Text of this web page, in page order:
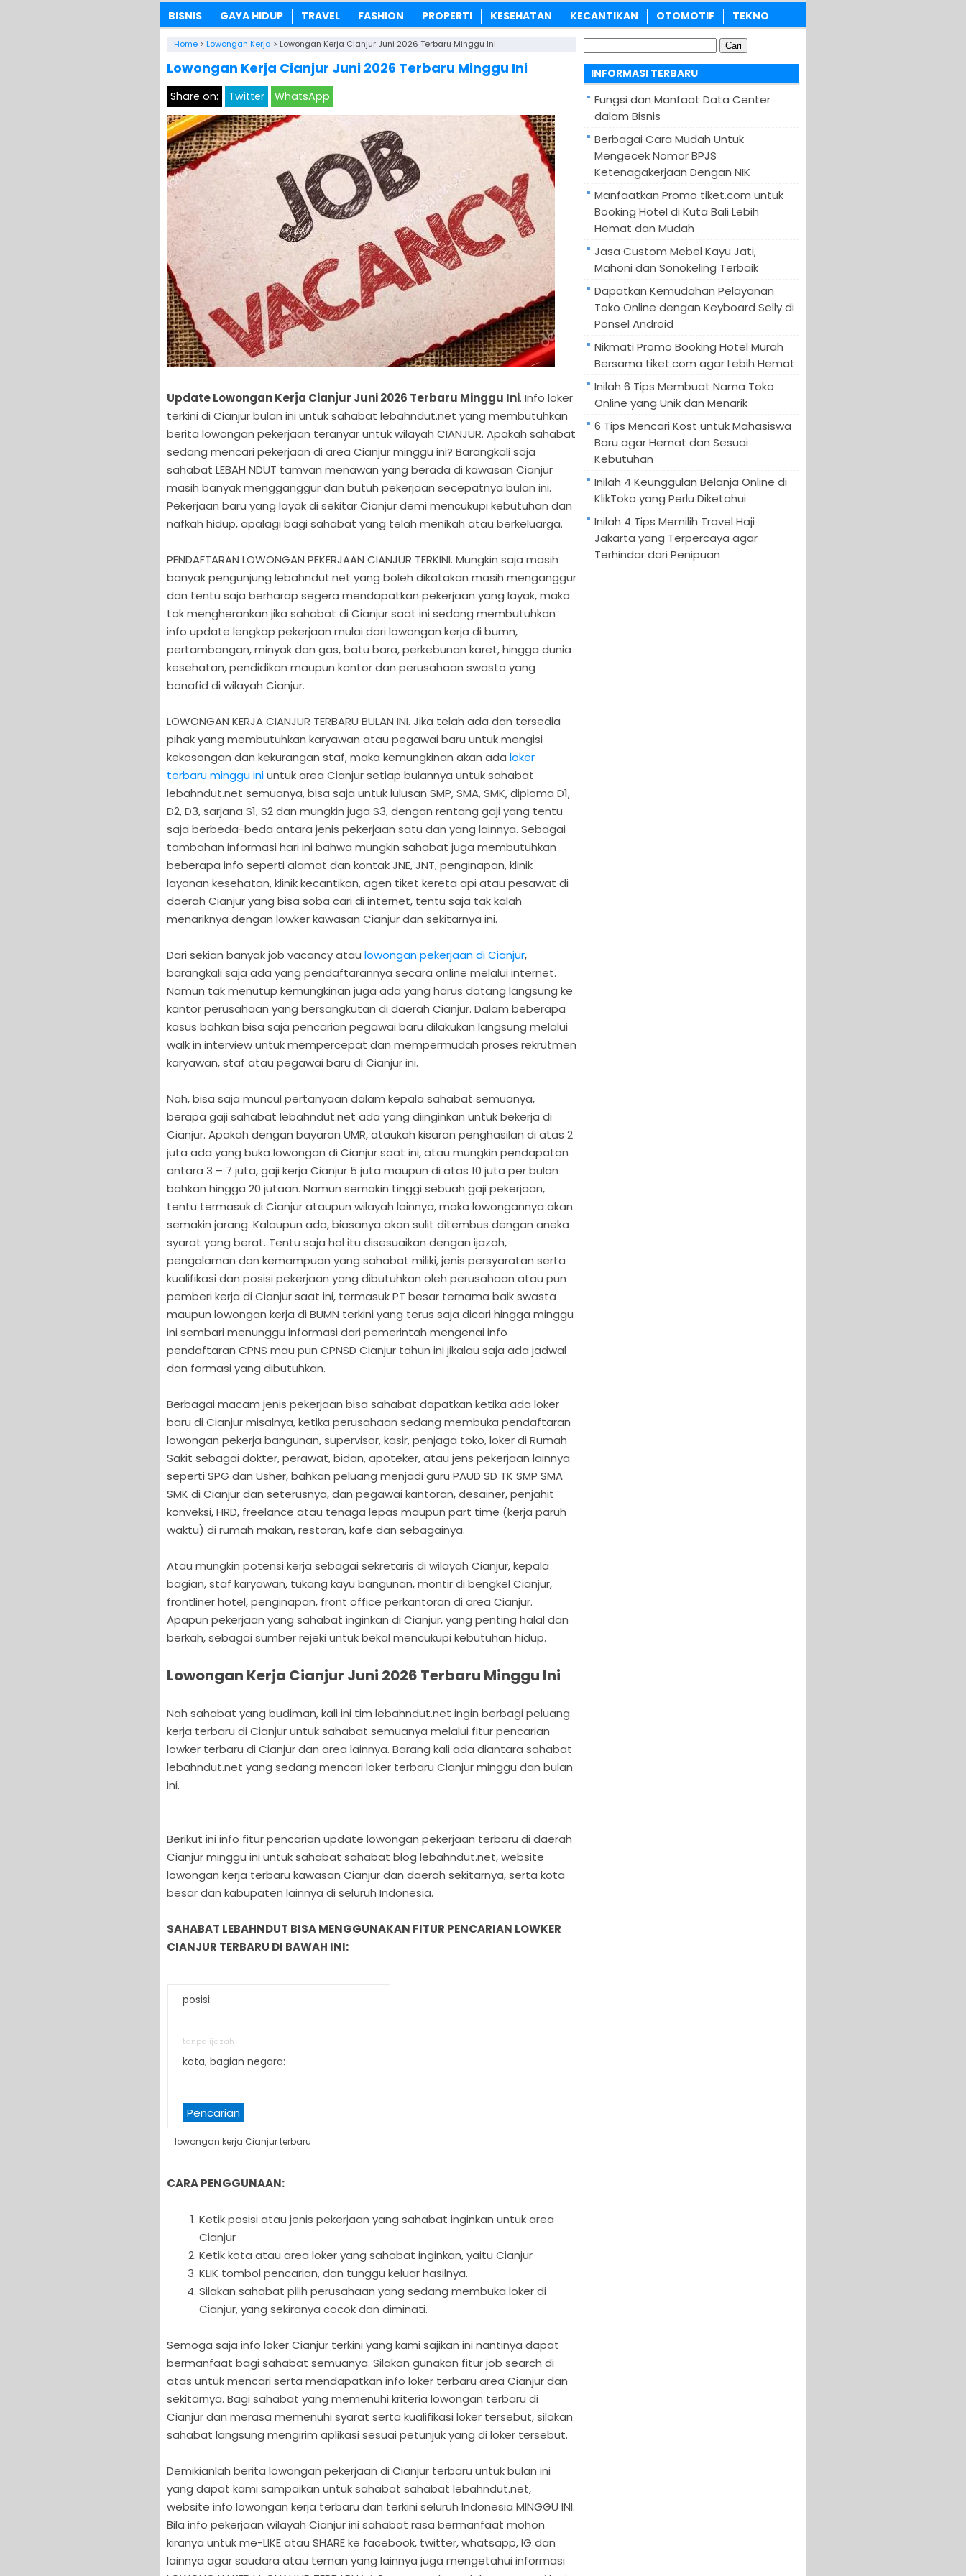
BISNIS GAYA HIDUP TRAVEL FASHION PROPERTI KESEHATAN KECANTIKAN OTOMOTIF TEKNO
Home > Lowongan Kerja > Lowongan Kerja Cianjur Juni 2026 Terbaru Minggu Ini
Lowongan Kerja Cianjur Juni 2026 Terbaru Minggu Ini
Share on: Twitter WhatsApp
Update Lowongan Kerja Cianjur Juni 2026 Terbaru Minggu Ini. Info loker
terkini di Cianjur bulan ini untuk sahabat lebahndut.net yang membutuhkan
berita lowongan pekerjaan teranyar untuk wilayah CIANJUR. Apakah sahabat
sedang mencari pekerjaan di area Cianjur minggu ini? Barangkali saja
sahabat LEBAH NDUT tamvan menawan yang berada di kawasan Cianjur
masih banyak mengganggur dan butuh pekerjaan secepatnya bulan ini.
Pekerjaan baru yang layak di sekitar Cianjur demi mencukupi kebutuhan dan
nafkah hidup, apalagi bagi sahabat yang telah menikah atau berkeluarga.
PENDAFTARAN LOWONGAN PEKERJAAN CIANJUR TERKINI. Mungkin saja masih
banyak pengunjung lebahndut.net yang boleh dikatakan masih menganggur
dan tentu saja berharap segera mendapatkan pekerjaan yang layak, maka
tak mengherankan jika sahabat di Cianjur saat ini sedang membutuhkan
info update lengkap pekerjaan mulai dari lowongan kerja di bumn,
pertambangan, minyak dan gas, batu bara, perkebunan karet, hingga dunia
kesehatan, pendidikan maupun kantor dan perusahaan swasta yang
bonafid di wilayah Cianjur.
LOWONGAN KERJA CIANJUR TERBARU BULAN INI. Jika telah ada dan tersedia
pihak yang membutuhkan karyawan atau pegawai baru untuk mengisi
kekosongan dan kekurangan staf, maka kemungkinan akan ada loker
terbaru minggu iniuntuk area Cianjur setiap bulannya untuk sahabat
lebahndut.net semuanya, bisa saja untuk lulusan SMP, SMA, SMK, diploma D1,
D2, D3, sarjana S1, S2 dan mungkin juga S3, dengan rentang gaji yang tentu
saja berbeda-beda antara jenis pekerjaan satu dan yang lainnya. Sebagai
tambahan informasi hari ini bahwa mungkin sahabat juga membutuhkan
beberapa info seperti alamat dan kontak JNE, JNT, penginapan, klinik
layanan kesehatan, klinik kecantikan, agen tiket kereta api atau pesawat di
daerah Cianjur yang bisa soba cari di internet, tentu saja tak kalah
menariknya dengan lowker kawasan Cianjur dan sekitarnya ini.
Dari sekian banyak job vacancy atau lowongan pekerjaan di Cianjur,
barangkali saja ada yang pendaftarannya secara online melalui internet.
Namun tak menutup kemungkinan juga ada yang harus datang langsung ke
kantor perusahaan yang bersangkutan di daerah Cianjur. Dalam beberapa
kasus bahkan bisa saja pencarian pegawai baru dilakukan langsung melalui
walk in interview untuk mempercepat dan mempermudah proses rekrutmen
karyawan, staf atau pegawai baru di Cianjur ini.
Nah, bisa saja muncul pertanyaan dalam kepala sahabat semuanya,
berapa gaji sahabat lebahndut.net ada yang diinginkan untuk bekerja di
Cianjur. Apakah dengan bayaran UMR, ataukah kisaran penghasilan di atas 2
juta ada yang buka lowongan di Cianjur saat ini, atau mungkin pendapatan
antara 3 – 7 juta, gaji kerja Cianjur 5 juta maupun di atas 10 juta per bulan
bahkan hingga 20 jutaan. Namun semakin tinggi sebuah gaji pekerjaan,
tentu termasuk di Cianjur ataupun wilayah lainnya, maka lowongannya akan
semakin jarang. Kalaupun ada, biasanya akan sulit ditembus dengan aneka
syarat yang berat. Tentu saja hal itu disesuaikan dengan ijazah,
pengalaman dan kemampuan yang sahabat miliki, jenis persyaratan serta
kualifikasi dan posisi pekerjaan yang dibutuhkan oleh perusahaan atau pun
pemberi kerja di Cianjur saat ini, termasuk PT besar ternama baik swasta
maupun lowongan kerja di BUMN terkini yang terus saja dicari hingga minggu
ini sembari menunggu informasi dari pemerintah mengenai info
pendaftaran CPNS mau pun CPNSD Cianjur tahun ini jikalau saja ada jadwal
dan formasi yang dibutuhkan.
Berbagai macam jenis pekerjaan bisa sahabat dapatkan ketika ada loker
baru di Cianjur misalnya, ketika perusahaan sedang membuka pendaftaran
lowongan pekerja bangunan, supervisor, kasir, penjaga toko, loker di Rumah
Sakit sebagai dokter, perawat, bidan, apoteker, atau jens pekerjaan lainnya
seperti SPG dan Usher, bahkan peluang menjadi guru PAUD SD TK SMP SMA
SMK di Cianjur dan seterusnya, dan pegawai kantoran, desainer, penjahit
konveksi, HRD, freelance atau tenaga lepas maupun part time (kerja paruh
waktu) di rumah makan, restoran, kafe dan sebagainya.
Atau mungkin potensi kerja sebagai sekretaris di wilayah Cianjur, kepala
bagian, staf karyawan, tukang kayu bangunan, montir di bengkel Cianjur,
frontliner hotel, penginapan, front office perkantoran di area Cianjur.
Apapun pekerjaan yang sahabat inginkan di Cianjur, yang penting halal dan
berkah, sebagai sumber rejeki untuk bekal mencukupi kebutuhan hidup.
Lowongan Kerja Cianjur Juni 2026 Terbaru Minggu Ini
Nah sahabat yang budiman, kali ini tim lebahndut.net ingin berbagi peluang
kerja terbaru di Cianjur untuk sahabat semuanya melalui fitur pencarian
lowker terbaru di Cianjur dan area lainnya. Barang kali ada diantara sahabat
lebahndut.net yang sedang mencari loker terbaru Cianjur minggu dan bulan
ini.
Berikut ini info fitur pencarian update lowongan pekerjaan terbaru di daerah
Cianjur minggu ini untuk sahabat sahabat blog lebahndut.net, website
lowongan kerja terbaru kawasan Cianjur dan daerah sekitarnya, serta kota
besar dan kabupaten lainnya di seluruh Indonesia.
SAHABAT LEBAHNDUT BISA MENGGUNAKAN FITUR PENCARIAN LOWKER
CIANJUR TERBARU DI BAWAH INI:
posisi:
tanpa ijazah
kota, bagian negara:
Pencarian
lowongan kerja Cianjur terbaru
CARA PENGGUNAAN:
Ketik posisi atau jenis pekerjaan yang sahabat inginkan untuk area
Cianjur
Ketik kota atau area loker yang sahabat inginkan, yaitu Cianjur
KLIK tombol pencarian, dan tunggu keluar hasilnya.
Silakan sahabat pilih perusahaan yang sedang membuka loker di
Cianjur, yang sekiranya cocok dan diminati.
Semoga saja info loker Cianjur terkini yang kami sajikan ini nantinya dapat
bermanfaat bagi sahabat semuanya. Silakan gunakan fitur job search di
atas untuk mencari serta mendapatkan info loker terbaru area Cianjur dan
sekitarnya. Bagi sahabat yang memenuhi kriteria lowongan terbaru di
Cianjur dan merasa memenuhi syarat serta kualifikasi loker tersebut, silakan
sahabat langsung mengirim aplikasi sesuai petunjuk yang di loker tersebut.
Demikianlah berita lowongan pekerjaan di Cianjur terbaru untuk bulan ini
yang dapat kami sampaikan untuk sahabat sahabat lebahndut.net,
website info lowongan kerja terbaru dan terkini seluruh Indonesia MINGGU INI.
Bila info pekerjaan wilayah Cianjur ini sahabat rasa bermanfaat mohon
kiranya untuk me-LIKE atau SHARE ke facebook, twitter, whatsapp, IG dan
lainnya agar saudara atau teman yang lainnya juga mengetahui informasi
untuk:
INFORMASI TERBARU
Fungsi dan Manfaat Data Center
dalam Bisnis
Berbagai Cara Mudah Untuk
Mengecek Nomor BPJS
Ketenagakerjaan Dengan NIK
Manfaatkan Promo tiket.com untuk
Booking Hotel di Kuta Bali Lebih
Hemat dan Mudah
Jasa Custom Mebel Kayu Jati,
Mahoni dan Sonokeling Terbaik
Dapatkan Kemudahan Pelayanan
Toko Online dengan Keyboard Selly di
Ponsel Android
Nikmati Promo Booking Hotel Murah
Bersama tiket.com agar Lebih Hemat
Inilah 6 Tips Membuat Nama Toko
Online yang Unik dan Menarik
6 Tips Mencari Kost untuk Mahasiswa
Baru agar Hemat dan Sesuai
Kebutuhan
Inilah 4 Keunggulan Belanja Online di
KlikToko yang Perlu Diketahui
Inilah 4 Tips Memilih Travel Haji
Jakarta yang Terpercaya agar
Terhindar dari Penipuan